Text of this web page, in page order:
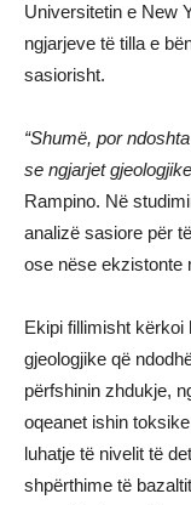
Universitetin e New
ngjarjeve të tilla e
sasiorisht.
“Shumë, por
se ngjarjet
Rampino. Në
analizë sasiore për
ose nëse ekzistonte
Ekipi fillimisht kërkoi
gjeologjike që
përfshinin zhdukje,
oqeanet ishin
luhatje të nivelit të
shpërthime të